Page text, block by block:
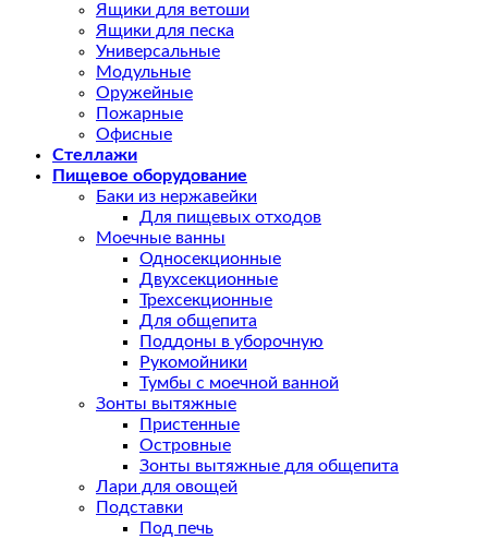
Ящики для ветоши
Ящики для песка
Универсальные
Модульные
Оружейные
Пожарные
Офисные
Стеллажи
Пищевое оборудование
Баки из нержавейки
Для пищевых отходов
Моечные ванны
Односекционные
Двухсекционные
Трехсекционные
Для общепита
Поддоны в уборочную
Рукомойники
Тумбы с моечной ванной
Зонты вытяжные
Пристенные
Островные
Зонты вытяжные для общепита
Лари для овощей
Подставки
Под печь